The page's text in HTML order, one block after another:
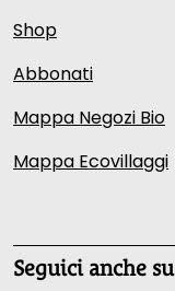
Shop
Abbonati
Mappa Negozi Bio
Mappa Ecovillaggi
Seguici anche su